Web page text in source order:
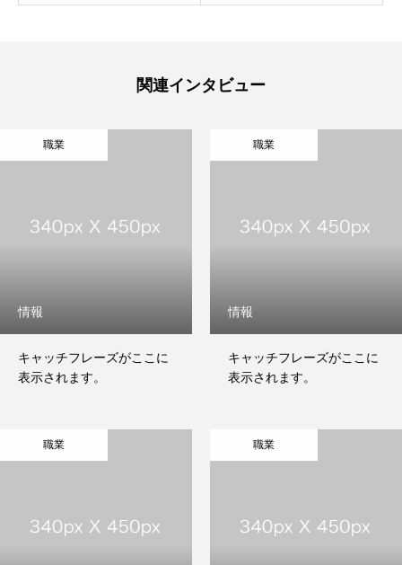
事業内容
ウレタンコーティング処理
パーツフィーダーのシート張り・張替え
関連インタビュー
職業
情報
キャッチフレーズがここに
表示されます。
職業
情報
キャッチフレーズがここに
表示されます。
職業 職業